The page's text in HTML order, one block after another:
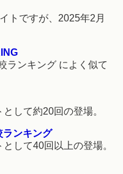
トですが、2025年2月
ランキング によく似て
して約20回の登場。
ランキング
して40回以上の登場。